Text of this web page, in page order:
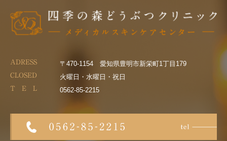
ADRESS 〒470-1154 愛知県豊明市新栄町1丁目179
CLOSED 火曜日・水曜日・祝日
T E L 0562-85-2215